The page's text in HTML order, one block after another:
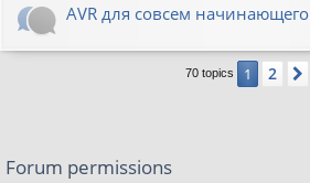
AVR для совсем начинающего
70 topics 1 2
Forum permissions